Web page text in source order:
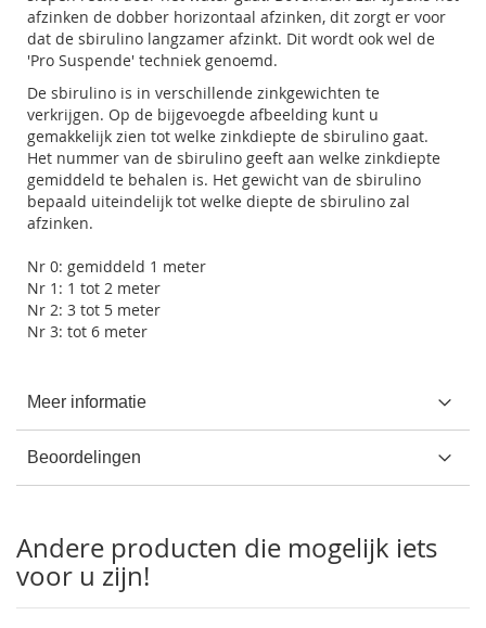
afzinken de dobber horizontaal afzinken, dit zorgt er voor
dat de sbirulino langzamer afzinkt. Dit wordt ook wel de
'Pro Suspende' techniek genoemd.
De sbirulino is in verschillende zinkgewichten te
verkrijgen. Op de bijgevoegde afbeelding kunt u
gemakkelijk zien tot welke zinkdiepte de sbirulino gaat.
Het nummer van de sbirulino geeft aan welke zinkdiepte
gemiddeld te behalen is. Het gewicht van de sbirulino
bepaald uiteindelijk tot welke diepte de sbirulino zal
afzinken.
Nr 0: gemiddeld 1 meter
Nr 1: 1 tot 2 meter
Nr 2: 3 tot 5 meter
Nr 3: tot 6 meter
Meer informatie
Beoordelingen
Andere producten die mogelijk iets
voor u zijn!